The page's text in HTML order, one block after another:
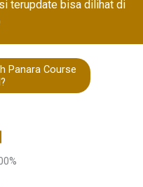
terupdate bisa dilihat di
Panara Course